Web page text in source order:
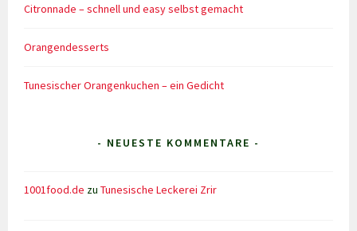
Citronnade – schnell und easy selbst gemacht
Orangendesserts
Tunesischer Orangenkuchen – ein Gedicht
- NEUESTE KOMMENTARE -
1001food.de zuTunesische Leckerei Zrir